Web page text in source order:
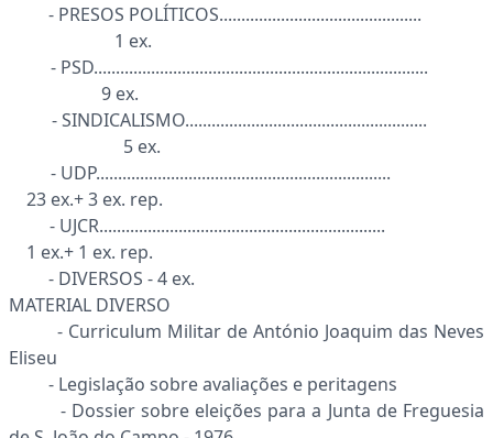
- PRESOS POLÍTICOS..............................................
1 ex.
- PSD............................................................................
9 ex.
- SINDICALISMO.......................................................
5 ex.
- UDP...................................................................
23 ex.+ 3 ex. rep.
- UJCR.................................................................
1 ex.+ 1 ex. rep.
- DIVERSOS - 4 ex.
MATERIAL DIVERSO
- Curriculum Militar de António Joaquim das Neves
Eliseu
- Legislação sobre avaliações e peritagens
- Dossier sobre eleições para a Junta de Freguesia